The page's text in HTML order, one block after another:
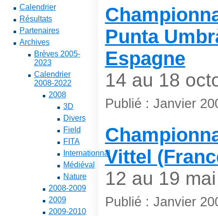
Calendrier
Résultats
Partenaires
Archives
Brèves 2005-
2023
Calendrier
2008-2022
2008
3D
Divers
Field
FITA
Internationnal
Médiéval
Nature
2008-2009
2009
2009-2010
Punta
Espagne
14 au 18
Publié : Janvier
Vittel
12 au 19 mai
Publié : Janvier